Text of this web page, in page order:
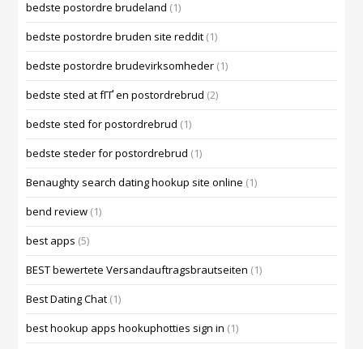
bedste postordre brudeland (1)
bedste postordre bruden site reddit (1)
bedste postordre brudevirksomheder (1)
bedste sted at fГҐ en postordrebrud (2)
bedste sted for postordrebrud (1)
bedste steder for postordrebrud (1)
Benaughty search dating hookup site online (1)
bend review (1)
best apps (5)
BEST bewertete Versandauftragsbrautseiten (1)
Best Dating Chat (1)
best hookup apps hookuphotties sign in (1)